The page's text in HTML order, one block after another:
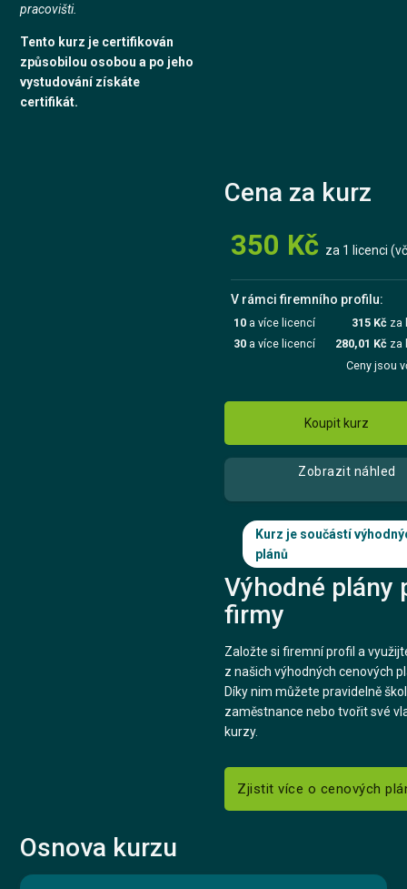
Cena za kurz
350 Kč za 1 licenci
V rámci firemního profilu:
10a více licencí 315 Kč za
30a více licencí 280,01 Kč za
Ceny jsou
Koupit kurz
Zobrazit náhled
Kurz je součástí
plánů
Výhodné plány
firmy
Založte si firemní profil a
z našich výhodných cenových
Díky nim můžete pravidelně
zaměstnance nebo tvořit své
kurzy.
Zjistit více o cenových
pracovišti.
Tento kurz je certifikován
způsobilou osobou a po jeho
vystudování získáte
certifikát.
Osnova kurzu